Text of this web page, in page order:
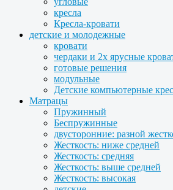
кресла
Кресла-кровати
детские и молодежные
кровати
чердаки и 2х ярусные
готовые решения
модульные
Детские компьютерные
Матрацы
Пружинный
Беспружинные
двусторонние: разной
Жесткость: ниже средней
Жесткость: средняя
Жесткость: выше средней
Жесткость: высокая